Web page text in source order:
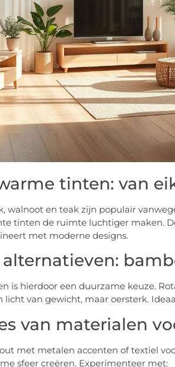
tinten: van
walnoot en teak zijn populair
tinten de ruimte luchtiger maken.
met moderne designs.
is hierdoor een duurzame keuze.
licht van gewicht, maar oersterk.
van materialen
met metalen accenten of textiel
sfeer creëren. Experimenteer met: